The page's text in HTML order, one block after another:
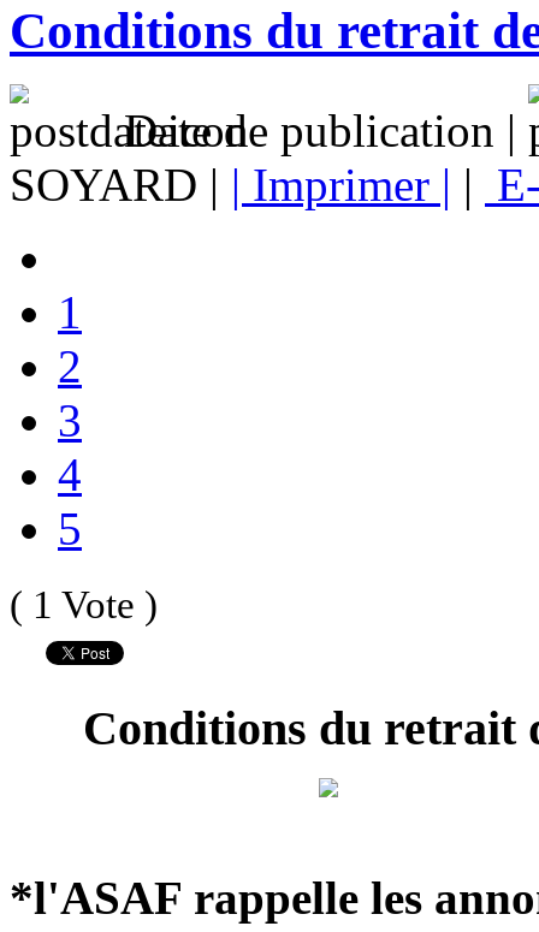
Conditions du retrait
Date de publication |
SOYARD | | Imprimer | |
1
2
3
4
5
( 1 Vote )
Conditions du retrait
*l'ASAF rappelle les